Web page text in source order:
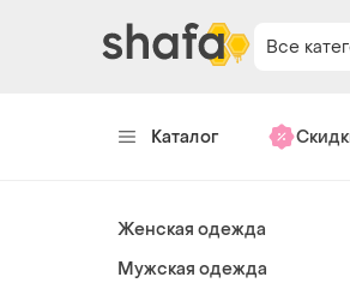
Все
Каталог
Женская одежда
Мужская одежда